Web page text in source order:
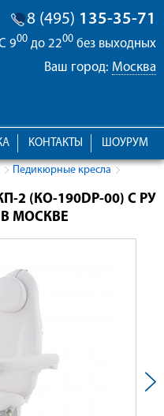
8 (495) 135-35-71
900 до 2200 без выходных
Ваш город: Москва
ШОУРУМ
КОНТАКТЫ
Педикюрные кресла
(КО-190DP-00) С РУ
МОСКВЕ